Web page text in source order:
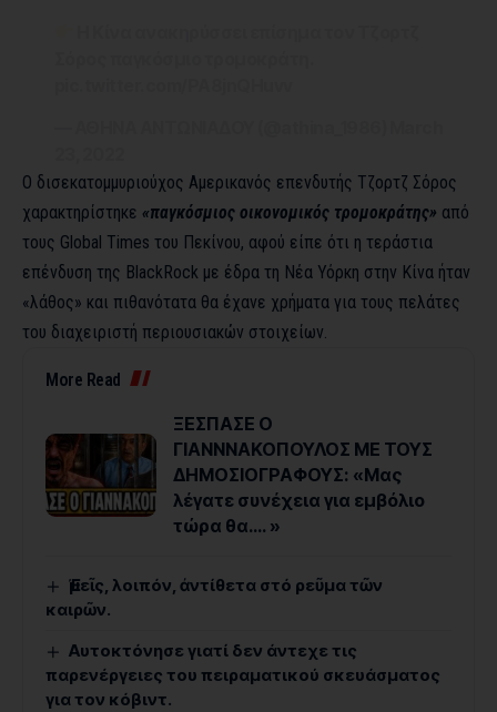
Ο δισεκατομμυριούχος Αμερικανός επενδυτής Τζορτζ Σόρος
χαρακτηρίστηκε «παγκόσμιος οικονομικός τρομοκράτης» από
τους Global Times του Πεκίνου, αφού είπε ότι η τεράστια
επένδυση της BlackRock με έδρα τη Νέα Υόρκη στην Κίνα ήταν
«λάθος» και πιθανότατα θα έχανε χρήματα για τους πελάτες
του διαχειριστή περιουσιακών στοιχείων.
More Read
ΞΕΣΠΑΣΕ Ο
ΓΙΑΝΝΝΑΚΟΠΟΥΛΟΣ ΜΕ ΤΟΥΣ
ΔΗΜΟΣΙΟΓΡΑΦΟΥΣ: «Μας
λέγατε συνέχεια για εμβόλιο
τώρα θα…. »
Ἐμεῖς, λοιπόν, ἀντίθετα στό ρεῦμα τῶν
καιρῶν.
Αυτοκτόνησε γιατί δεν άντεχε τις
παρενέργειες του πειραματικού σκευάσματος
για τον κόβιντ.